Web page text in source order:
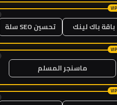
باقة باك لينك تحسين SEO سلة
ماسنجر المسلم